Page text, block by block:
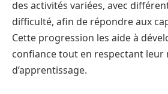
des activités variées, avec
difficulté, afin de répondre aux
Cette progression les aide à
confiance tout en respectant leur
d’apprentissage.